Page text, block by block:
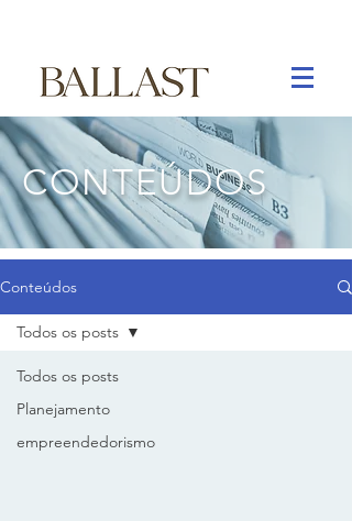
CONTEÚDOS
Conteúdos
Todos os posts
Planejamento
empreendedorismo
Todos os posts